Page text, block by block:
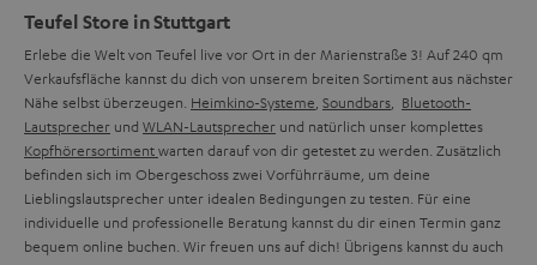
Teufel Store in Stuttgart
Erlebe die Welt von Teufel live vor Ort in der Marienstraße 3! Auf 240 qm
Verkaufsfläche kannst du dich von unserem breiten Sortiment aus nächster
Nähe selbst überzeugen. Heimkino-Systeme Soundbars
Bluetooth-
Lautsprecher und WLAN-Lautsprecher und natürlich unser komplettes
Kopfhörersortimentwarten darauf von dir getestet zu werden. Zusätzlich
befinden sich im Obergeschoss zwei Vorführräume, um deine
Lieblingslautsprecher unter idealen Bedingungen zu testen. Für eine
individuelle und professionelle Beratung kannst du dir einen Termin ganz
bequem online buchen. Wir freuen uns auf dich! Übrigens kannst du auch